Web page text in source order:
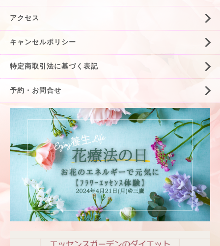
アクセス
キャンセルポリシー
特定商取引法に基づく表記
予約・お問合せ